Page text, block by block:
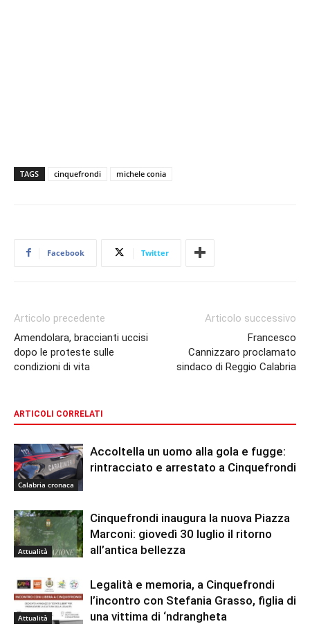
TAGS cinquefrondi michele conia
Facebook Twitter
Articolo precedente
Amendolara, braccianti uccisi
dopo le proteste sulle
condizioni di vita
Articolo successivo
Francesco
Cannizzaro proclamato
sindaco di Reggio Calabria
ARTICOLI CORRELATI
Calabria cronaca
Accoltella un uomo alla gola e fugge:
rintracciato e arrestato a Cinquefrondi
Attualità
Cinquefrondi inaugura la nuova Piazza
Marconi: giovedì 30 luglio il ritorno
all’antica bellezza
Attualità
Legalità e memoria, a Cinquefrondi
l’incontro con Stefania Grasso, figlia di
una vittima di ‘ndrangheta